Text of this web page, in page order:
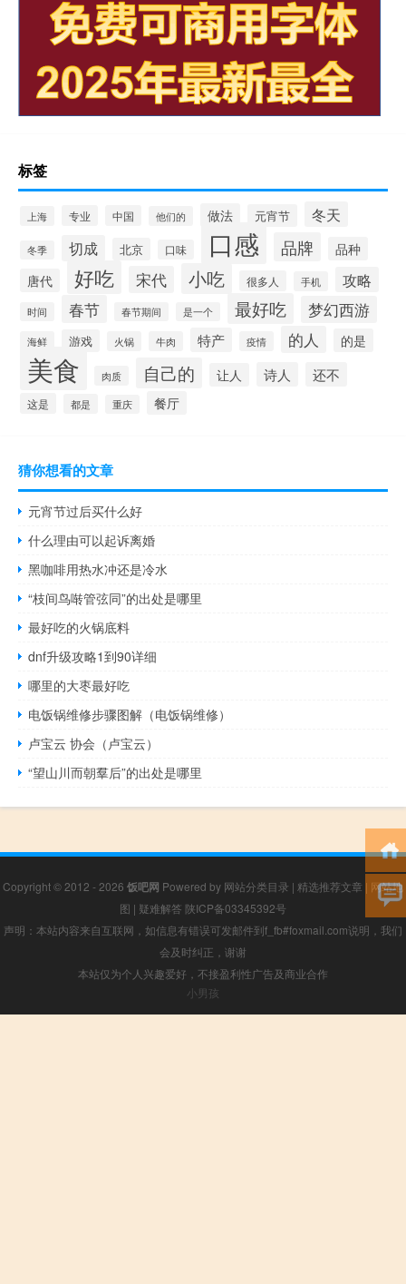
标签
上海 专业 中国 他们的 做法 元宵节 冬天
冬季 切成 北京 口味 口感 品牌
品种
唐代
好吃 宋代 小吃 很多人 手机 攻略
时间 春节 春节期间 是一个 最好吃 梦幻西游
海鲜 游戏 火锅 牛肉 特产 疫情 的人 的是
美食 肉质 自己的 让人 诗人 还不
这是 都是 重庆 餐厅
猜你想看的文章
元宵节过后买什么好
什么理由可以起诉离婚
黑咖啡用热水冲还是冷水
“枝间鸟啭管弦同”的出处是哪里
最好吃的火锅底料
dnf升级攻略1到90详细
哪里的大枣最好吃
电饭锅维修步骤图解（电饭锅维修）
卢宝云 协会（卢宝云）
“望山川而朝羣后”的出处是哪里
Copyright © 2012 - 2026 饭吧网 Powered by 网站分类目录 | 精选推荐文章 | 网站地
图 | 疑难解答 陕ICP备03345392号
声明：本站内容来自互联网，如信息有错误可发邮件到f_fb#foxmail.com说明，我们
会及时纠正，谢谢
本站仅为个人兴趣爱好，不接盈利性广告及商业合作
小男孩